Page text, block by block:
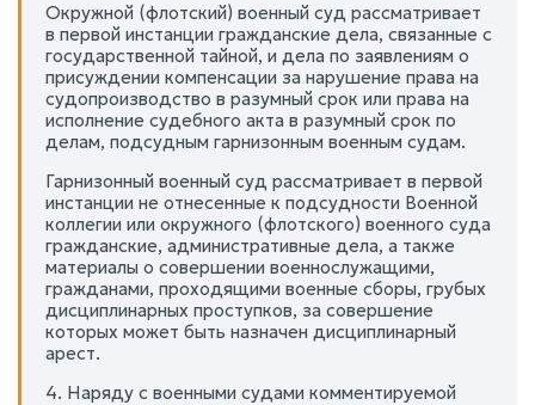
Окружной (флотский) военный суд рассматривает
в первой инстанции гражданские дела, связанные с
государственной тайной, и дела по заявлениям о
присуждении компенсации за нарушение права на
судопроизводство в разумный срок или права на
исполнение судебного акта в разумный срок по
делам, подсудным гарнизонным военным судам.
Гарнизонный военный суд рассматривает в первой
инстанции не отнесенные к подсудности Военной
коллегии или окружного (флотского) военного суда
гражданские, административные дела, а также
материалы о совершении военнослужащими,
гражданами, проходящими военные сборы, грубых
дисциплинарных проступков, за совершение
которых может быть назначен дисциплинарный
арест.
4. Наряду с военными судами комментируемой